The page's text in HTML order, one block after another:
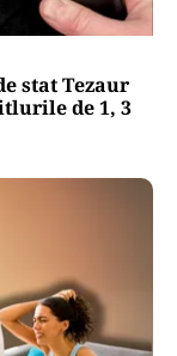
stat Tezaur
de 1, 3